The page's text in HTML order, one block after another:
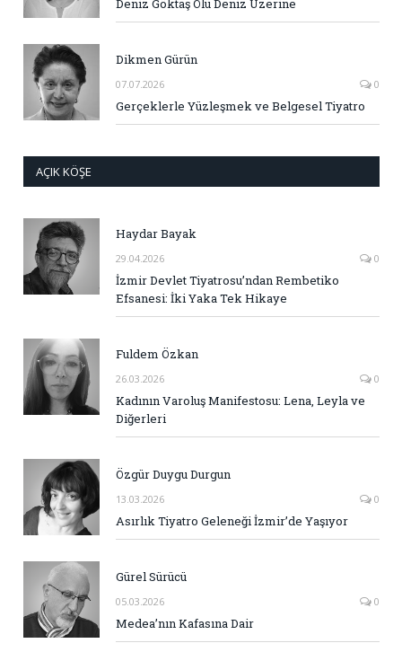
Deniz Göktaş Ölü Deniz Üzerine
Dikmen Gürün
07.07.2026 0
Gerçeklerle Yüzleşmek ve Belgesel Tiyatro
AÇIK KÖŞE
Haydar Bayak
29.04.2026 0
İzmir Devlet Tiyatrosu’ndan Rembetiko
Efsanesi: İki Yaka Tek Hikaye
Fuldem Özkan
26.03.2026 0
Kadının Varoluş Manifestosu: Lena, Leyla ve
Diğerleri
Özgür Duygu Durgun
13.03.2026 0
Asırlık Tiyatro Geleneği İzmir’de Yaşıyor
Gürel Sürücü
05.03.2026 0
Medea’nın Kafasına Dair